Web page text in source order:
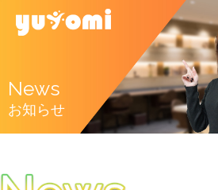
News
お知らせ